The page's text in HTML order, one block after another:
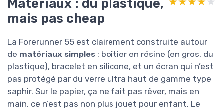
Matériaux : du plastique,
mais pas cheap
La Forerunner 55 est clairement construite autour
de matériaux simples : boîtier en résine (en gros, du
plastique), bracelet en silicone, et un écran qui n’est
pas protégé par du verre ultra haut de gamme type
saphir. Sur le papier, ça ne fait pas rêver, mais en
main, ce n’est pas non plus jouet pour enfant. Le